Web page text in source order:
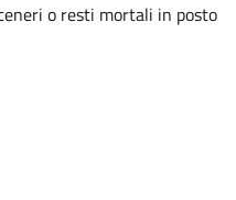
o resti mortali in posto